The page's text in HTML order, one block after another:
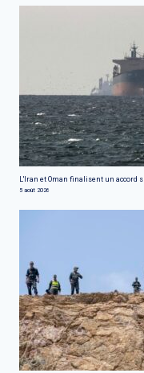
L'Iran et Oman finalisent un
5 août 2026